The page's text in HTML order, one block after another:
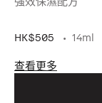
HK$505 14ml
查看更多